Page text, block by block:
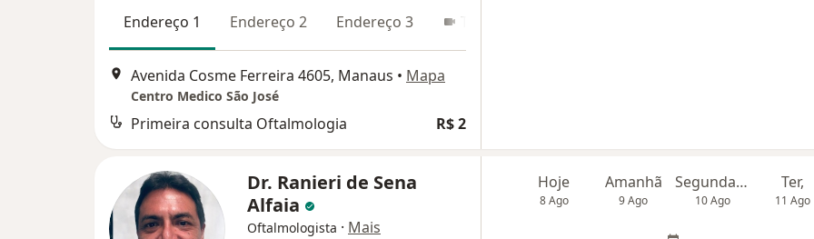
Endereço 1 Endereço 2 Endereço 3 Teleconsulta
Avenida Cosme Ferreira 4605, Manaus • Mapa
Centro Medico São José
Primeira consulta Oftalmologia R$ 2
Dr. Ranieri de Sena
Alfaia
Oftalmologista · Mais
Hoje
8 Ago
Amanhã
9 Ago
Segunda-feira
10 Ago
Ter,
11 Ago